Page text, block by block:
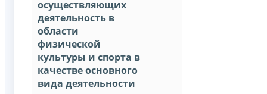
осуществляющих
деятельность в
области
физической
культуры и спорта в
качестве основного
вида деятельности